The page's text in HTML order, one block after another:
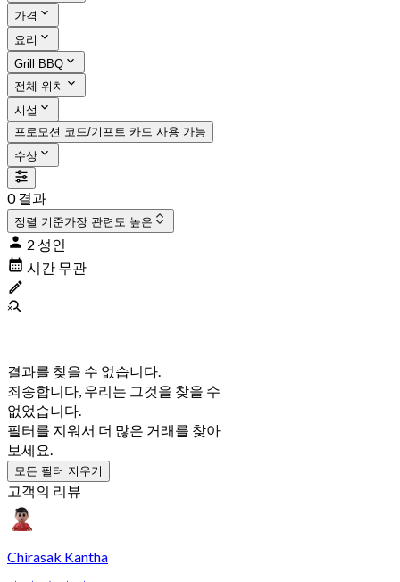
가격
요리
Grill BBQ
전체 위치
시설
프로모션 코드/기프트 카드 사용 가능
수상
0 결과
정렬 기준가장 관련도 높은
2 성인
시간 무관
결과를 찾을 수 없습니다.
죄송합니다, 우리는 그것을 찾을 수
없었습니다.
필터를 지워서 더 많은 거래를 찾아
보세요.
모든 필터 지우기
고객의 리뷰
Chirasak Kantha